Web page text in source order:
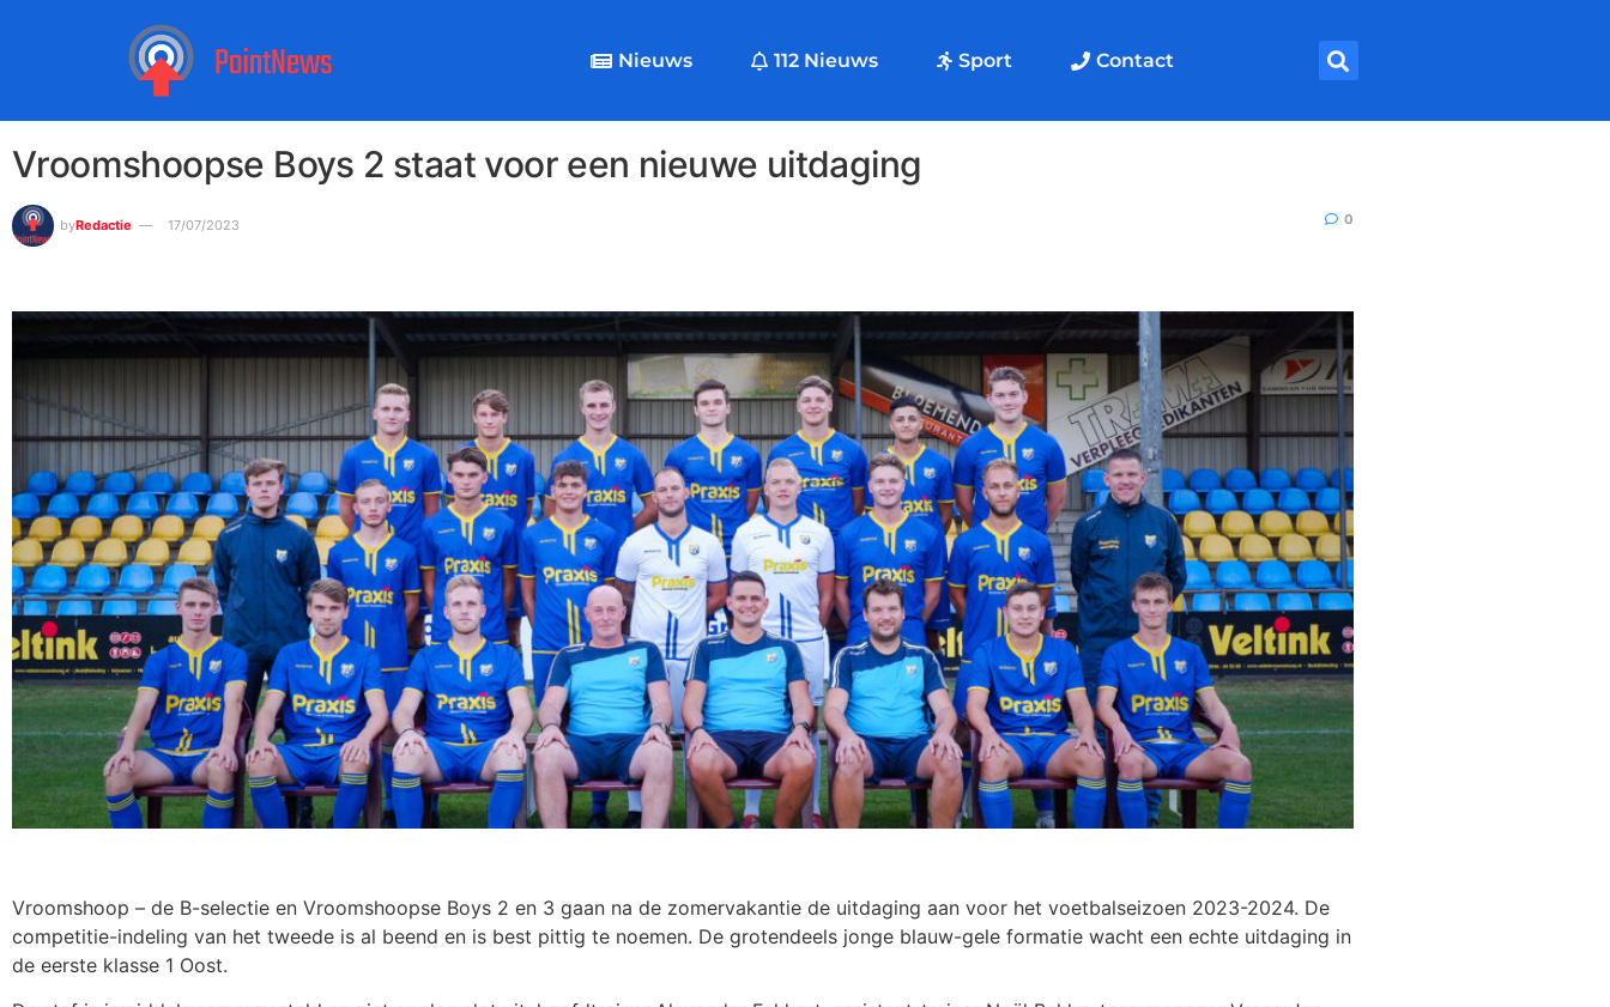
Nieuws 112 Nieuws Sport Contact
Vroomshoopse Boys 2 staat voor een nieuwe uitdaging
byRedactie 17/07/2023 0
Vroomshoop – de B-selectie en Vroomshoopse Boys 2 en 3 gaan na de zomervakantie de uitdaging aan voor het voetbalseizoen 2023-2024. De
competitie-indeling van het tweede is al beend en is best pittig te noemen. De grotendeels jonge blauw-gele formatie wacht een echte uitdaging in
de eerste klasse 1 Oost.